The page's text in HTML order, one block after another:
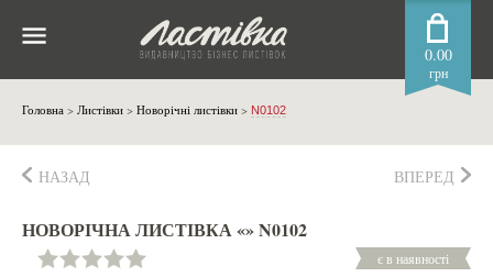
0.00
грн
Головна > Листівки > Новорічні листівки > N0102
НАЗАД ВПЕРЕД
НОВОРІЧНА ЛИСТІВКА «» N0102
є в наявності